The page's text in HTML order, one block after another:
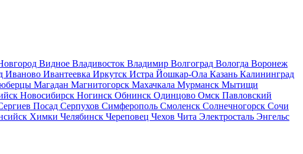
Видное Владивосток Владимир Волгоград Вологда Воронеж
Иваново Ивантеевка Иркутск Истра Йошкар-Ола Казань Калининград
Магадан Магнитогорск Махачкала Мурманск Мытищи
Новосибирск Ногинск Обнинск Одинцово Омск Павловский
Посад Серпухов Симферополь Смоленск Солнечногорск Сочи
Химки Челябинск Череповец Чехов Чита Электросталь Энгельс